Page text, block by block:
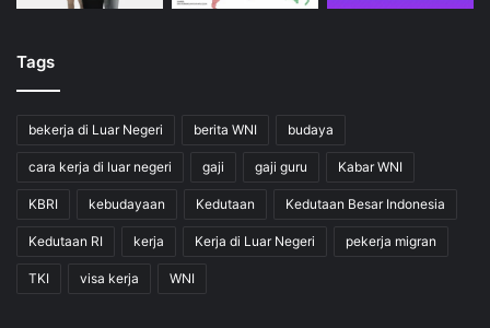
Tags
bekerja di Luar Negeri berita WNI budaya
cara kerja di luar negeri gaji gaji guru Kabar WNI
KBRI kebudayaan Kedutaan Kedutaan Besar Indonesia
Kedutaan RI kerja Kerja di Luar Negeri pekerja migran
TKI visa kerja WNI